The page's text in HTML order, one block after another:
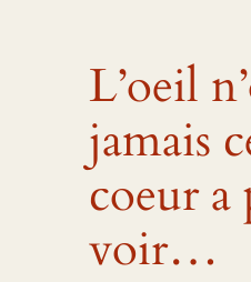
L’oeil
jamais
coeur a
voir…